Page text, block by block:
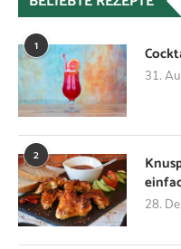
1
31.
2
28.